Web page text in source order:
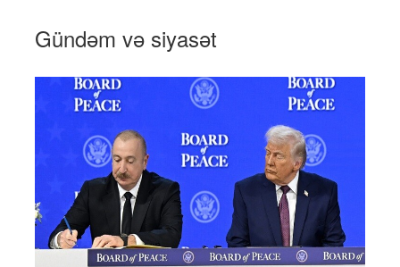
Gündəm və siyasət